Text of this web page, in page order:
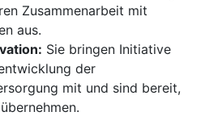
Zusammenarbeit mit
aus.
Sie bringen Initiative
der
mit und sind bereit,